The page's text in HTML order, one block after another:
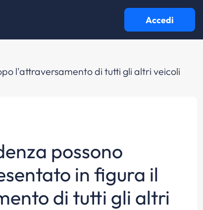
Accedi
l'attraversamento di tutti gli altri veicoli
possono
in figura il
di tutti gli altri